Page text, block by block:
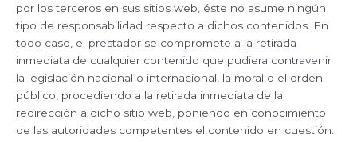
por los terceros en sus sitios web, éste no asume ningún
tipo de responsabilidad respecto a dichos contenidos. En
todo caso, el prestador se compromete a la retirada
inmediata de cualquier contenido que pudiera contravenir
la legislación nacional o internacional, la moral o el orden
público, procediendo a la retirada inmediata de la
redirección a dicho sitio web, poniendo en conocimiento
de las autoridades competentes el contenido en cuestión.